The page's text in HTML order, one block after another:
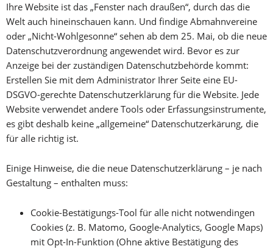
Ihre Website ist das „Fenster nach draußen“, durch das die
Welt auch hineinschauen kann. Und findige Abmahnvereine
oder „Nicht-Wohlgesonne“ sehen ab dem 25. Mai, ob die neue
Datenschutzverordnung angewendet wird. Bevor es zur
Anzeige bei der zuständigen Datenschutzbehörde kommt:
Erstellen Sie mit dem Administrator Ihrer Seite eine EU-
DSGVO-gerechte Datenschutzerklärung für die Website. Jede
Website verwendet andere Tools oder Erfassungsinstrumente,
es gibt deshalb keine „allgemeine“ Datenschutzerkärung, die
für alle richtig ist.
Einige Hinweise, die die neue Datenschutzerklärung – je nach
Gestaltung – enthalten muss:
Cookie-Bestätigungs-Tool für alle nicht notwendingen
Cookies (z. B. Matomo, Google-Analytics, Google Maps)
mit Opt-In-Funktion (Ohne aktive Bestätigung des